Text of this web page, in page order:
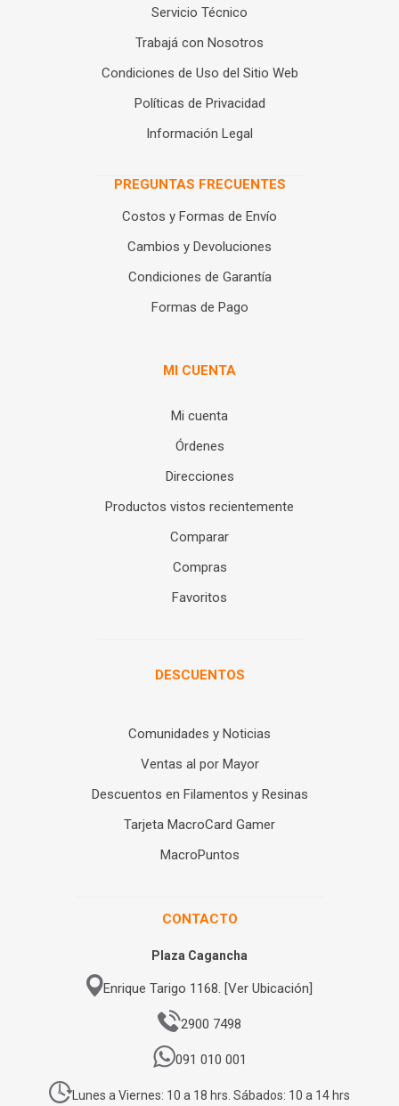
Servicio Técnico
Trabajá con Nosotros
Condiciones de Uso del Sitio Web
Políticas de Privacidad
Información Legal
PREGUNTAS FRECUENTES
Costos y Formas de Envío
Cambios y Devoluciones
Condiciones de Garantía
Formas de Pago
MI CUENTA
Mi cuenta
Órdenes
Direcciones
Productos vistos recientemente
Comparar
Compras
Favoritos
DESCUENTOS
Comunidades y Noticias
Ventas al por Mayor
Descuentos en Filamentos y Resinas
Tarjeta MacroCard Gamer
MacroPuntos
CONTACTO
Plaza Cagancha
Enrique Tarigo 1168. [Ver Ubicación]
2900 7498
091 010 001
Lunes a Viernes: 10 a 18 hrs. Sábados: 10 a 14 hrs